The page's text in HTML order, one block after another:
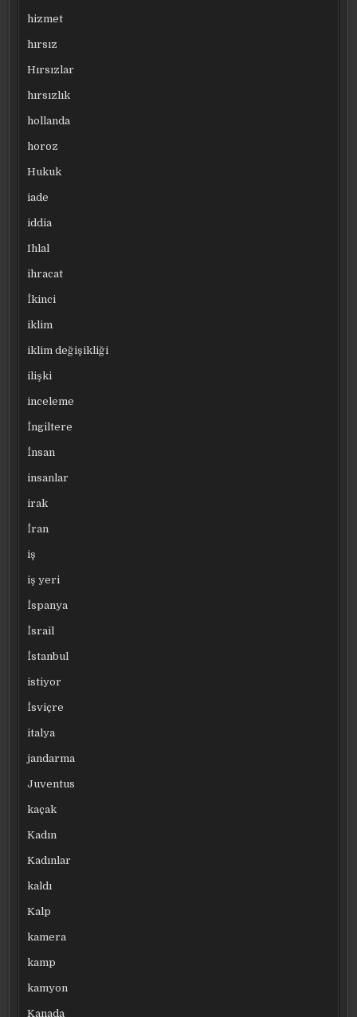
hizmet
hırsız
Hırsızlar
hırsızlık
hollanda
horoz
Hukuk
iade
iddia
Ihlal
ihracat
İkinci
iklim
iklim değişikliği
ilişki
inceleme
İngiltere
İnsan
insanlar
irak
İran
iş
iş yeri
İspanya
İsrail
İstanbul
istiyor
İsviçre
italya
jandarma
Juventus
kaçak
Kadın
Kadınlar
kaldı
Kalp
kamera
kamp
kamyon
Kanada